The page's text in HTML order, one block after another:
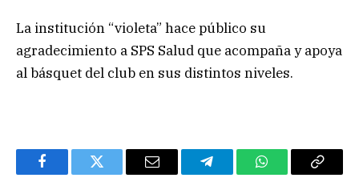
La institución “violeta” hace público su
agradecimiento a SPS Salud que acompaña y apoya
al básquet del club en sus distintos niveles.
FacebookTwitter Email TelegramWhatsAppCopy